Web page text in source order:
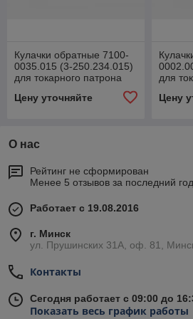
Кулачки обратные 7100-
0035.015 (3-250.234.015)
для токарного патрона
Цену уточняйте
для
Цену
О нас
Рейтинг не сформирован
Менее 5 отзывов за последний год
Работает с 19.08.2016
г. Минск
ул. Прушинских 31А, оф. 81,
Контакты
Сегодня работает с 09:00 до
Показать весь график работы